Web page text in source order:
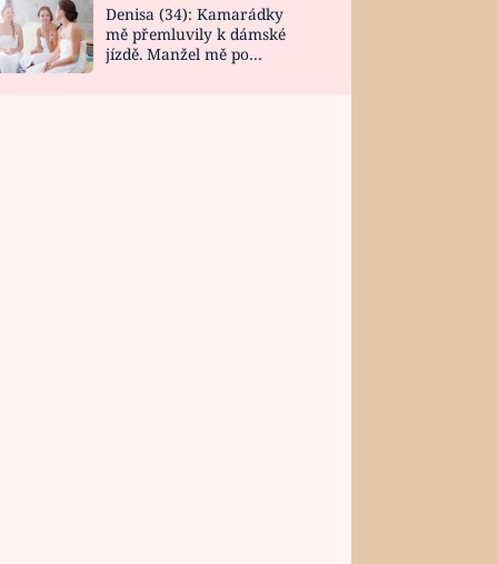
Denisa (34): Kamarádky
mě přemluvily k dámské
jízdě. Manžel mě po